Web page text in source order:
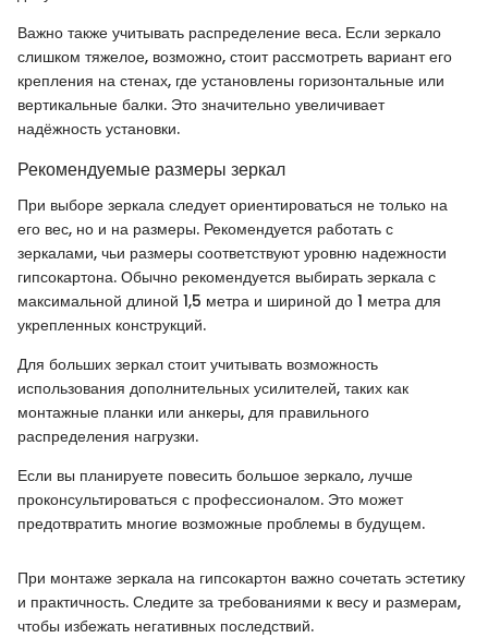
Важно также учитывать распределение веса. Если зеркало
слишком тяжелое, возможно, стоит рассмотреть вариант его
крепления на стенах, где установлены горизонтальные или
вертикальные балки. Это значительно увеличивает
надёжность установки.
Рекомендуемые размеры зеркал
При выборе зеркала следует ориентироваться не только на
его вес, но и на размеры. Рекомендуется работать с
зеркалами, чьи размеры соответствуют уровню надежности
гипсокартона. Обычно рекомендуется выбирать зеркала с
максимальной длиной 1,5 метра и шириной до 1 метра для
укрепленных конструкций.
Для больших зеркал стоит учитывать возможность
использования дополнительных усилителей, таких как
монтажные планки или анкеры, для правильного
распределения нагрузки.
Если вы планируете повесить большое зеркало, лучше
проконсультироваться с профессионалом. Это может
предотвратить многие возможные проблемы в будущем.
При монтаже зеркала на гипсокартон важно сочетать эстетику
и практичность. Следите за требованиями к весу и размерам,
чтобы избежать негативных последствий.